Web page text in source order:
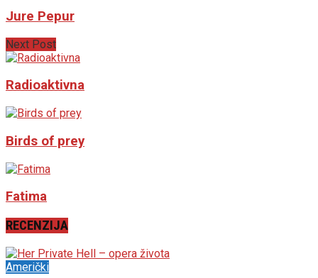
Jure Pepur
Next Post
Radioaktivna
Birds of prey
Fatima
RECENZIJA
Američki